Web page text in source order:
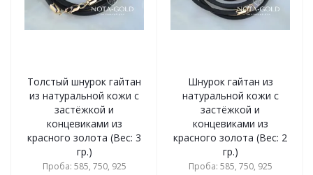
Толстый шнурок гайтан
из натуральной кожи с
застёжкой и
концевиками из
красного золота (Вес: 3
гр.)
Проба: 585, 750, 925
Шнурок гайтан из
натуральной кожи с
застёжкой и
концевиками из
красного золота (Вес: 2
гр.)
Проба: 585, 750, 925